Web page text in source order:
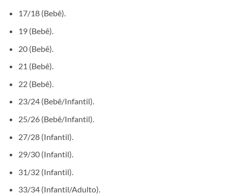
17/18 (Bebê).
19 (Bebê).
20 (Bebê).
21 (Bebê).
22 (Bebê).
23/24 (Bebê/Infantil).
25/26 (Bebê/Infantil).
27/28 (Infantil).
29/30 (Infantil).
31/32 (Infantil).
33/34 (Infantil/Adulto).